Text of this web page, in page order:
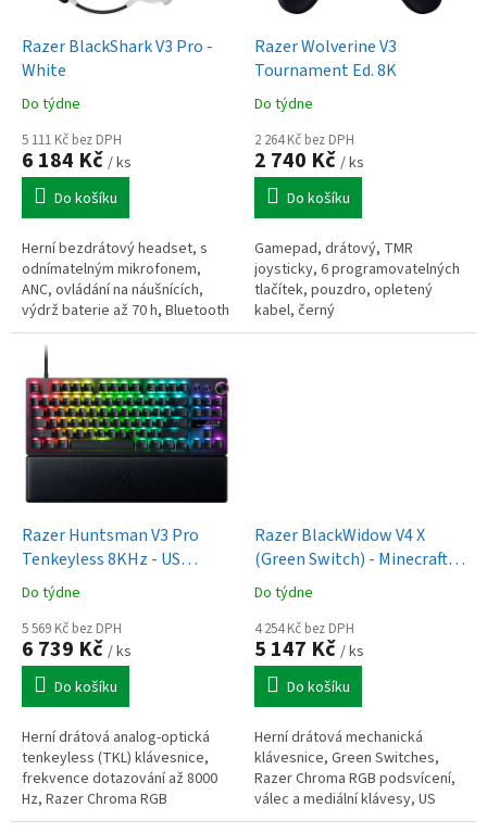
Razer BlackShark V3 Pro -
White
Do týdne
5 111 Kč bez DPH
6 184 Kč / ks
Do košíku
Herní bezdrátový headset, s
odnímatelným mikrofonem,
ANC, ovládání na náušnících,
výdrž baterie až 70 h, Bluetooth
5.3, USB-A, THX, bílý
Razer Wolverine V3
Tournament Ed. 8K
Do týdne
2 264 Kč bez DPH
2 740 Kč / ks
Do košíku
Gamepad, drátový, TMR
joysticky, 6 programovatelných
tlačítek, pouzdro, opletený
kabel, černý
Razer Huntsman V3 Pro
Tenkeyless 8KHz - US
Layout
Do týdne
5 569 Kč bez DPH
6 739 Kč / ks
Do košíku
Herní drátová analog-optická
tenkeyless (TKL) klávesnice,
frekvence dotazování až 8000
Hz, Razer Chroma RGB
podsvícení, mediální klávesy,
Razer BlackWidow V4 X
(Green Switch) - Minecraft
Ed. - US Layout
Do týdne
4 254 Kč bez DPH
5 147 Kč / ks
Do košíku
Herní drátová mechanická
klávesnice, Green Switches,
Razer Chroma RGB podsvícení,
válec a mediální klávesy, US
rozložení kláves, zelená s